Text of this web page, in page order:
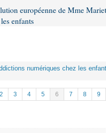
européenne de Mme
enfants
numériques chez les
2 3 4 5 6 7 8 9